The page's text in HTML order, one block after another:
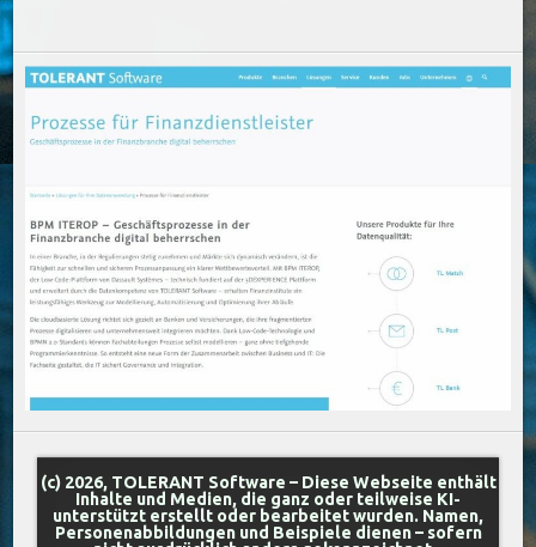
(c) 2026, TOLERANT Software – Diese Webseite enthält
Inhalte und Medien, die ganz oder teilweise KI-
unterstützt erstellt oder bearbeitet wurden. Namen,
Personenabbildungen und Beispiele dienen – sofern